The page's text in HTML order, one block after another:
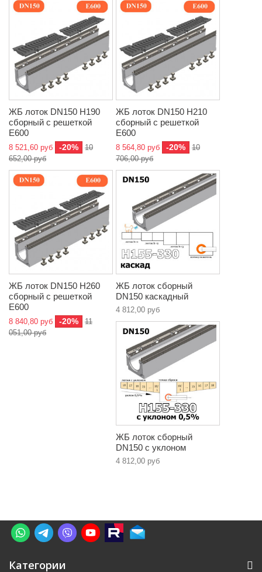
ЖБ лоток DN150 H190
сборный с решеткой
E600
8 521,60 руб -20%
10
652,00 руб
ЖБ лоток DN150 H210
сборный с решеткой
E600
8 564,80 руб -20%
10
706,00 руб
ЖБ лоток DN150 H260
сборный с решеткой
E600
8 840,80 руб -20%
11
051,00 руб
ЖБ лоток сборный
DN150 каскадный
4 812,00 руб
ЖБ лоток сборный
DN150 с уклоном
4 812,00 руб
Категории